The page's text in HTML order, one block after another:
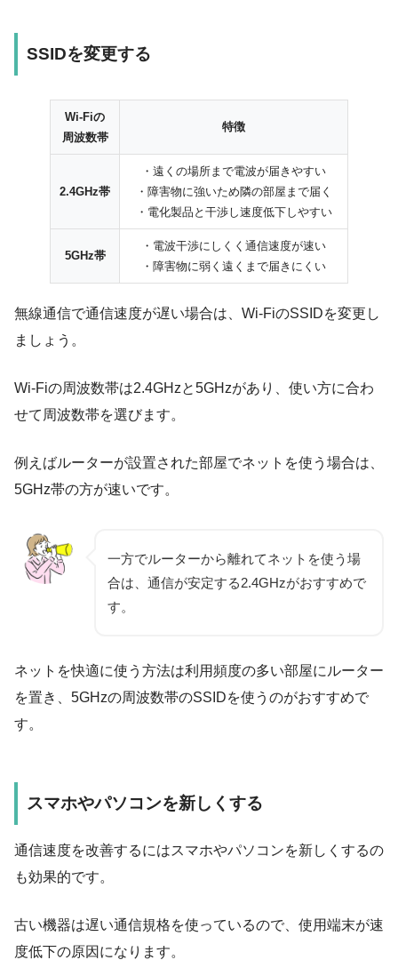
SSIDを変更する
Wi-Fiの
周波数帯
特徴
2.4GHz帯
・遠くの場所まで電波が届きやすい
・障害物に強いため隣の部屋まで届く
・電化製品と干渉し速度低下しやすい
5GHz帯
・電波干渉にしくく通信速度が速い
・障害物に弱く遠くまで届きにくい
無線通信で通信速度が遅い場合は、Wi-FiのSSIDを変更し
ましょう。
Wi-Fiの周波数帯は2.4GHzと5GHzがあり、使い方に合わ
せて周波数帯を選びます。
例えばルーターが設置された部屋でネットを使う場合は、
5GHz帯の方が速いです。
一方でルーターから離れてネットを使う場
合は、通信が安定する2.4GHzがおすすめで
す。
ネットを快適に使う方法は利用頻度の多い部屋にルーター
を置き、5GHzの周波数帯のSSIDを使うのがおすすめで
す。
スマホやパソコンを新しくする
通信速度を改善するにはスマホやパソコンを新しくするの
も効果的です。
古い機器は遅い通信規格を使っているので、使用端末が速
度低下の原因になります。